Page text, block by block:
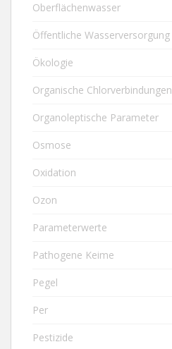
Oberflächenwasser
Öffentliche Wasserversorgung
Ökologie
Organische Chlorverbindungen
Organoleptische Parameter
Osmose
Oxidation
Ozon
Parameterwerte
Pathogene Keime
Pegel
Per
Pestizide